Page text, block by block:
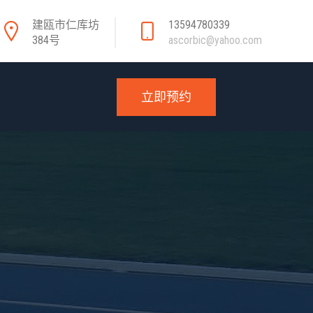
建瓯市仁库坊
384号
13594780339
ascorbic@yahoo.com
立即预约